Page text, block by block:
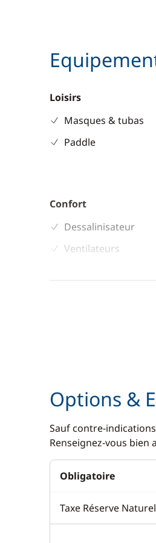
Loisirs
Masques & tubas
Paddle
Confort
Dessalinisateur
Ventilateurs
Options &
Sauf contre-
Renseignez-vous bien
Obligatoire
Taxe Réserve